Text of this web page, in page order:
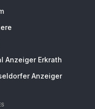
Anzeiger Erkrath
Anzeiger